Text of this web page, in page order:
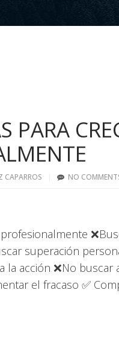
PARA
CAPARROS NO
superación
la acción ❌No
el fracaso ✅